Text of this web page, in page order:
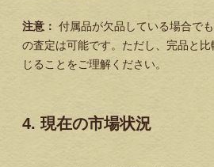
注意： 付属品が欠品している場合で
の査定は可能です。ただし、完品と
じることをご理解ください。
4. 現在の市場状況